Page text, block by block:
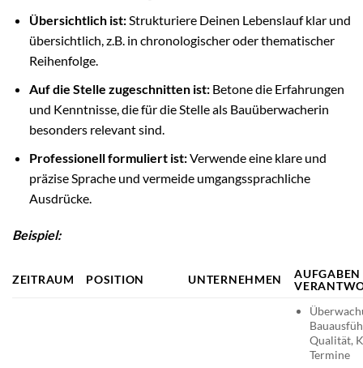
Übersichtlich ist:Strukturiere Deinen Lebenslauf klar und
übersichtlich, z.B. in chronologischer oder thematischer
Reihenfolge.
Auf die Stelle zugeschnitten ist:Betone die Erfahrungen
und Kenntnisse, die für die Stelle als Bauüberwacherin
besonders relevant sind.
Professionell formuliert ist:Verwende eine klare und
präzise Sprache und vermeide umgangssprachliche
Ausdrücke.
Beispiel:
ZEITRAUM POSITION UNTERNEHMEN
Qualität,
Termine